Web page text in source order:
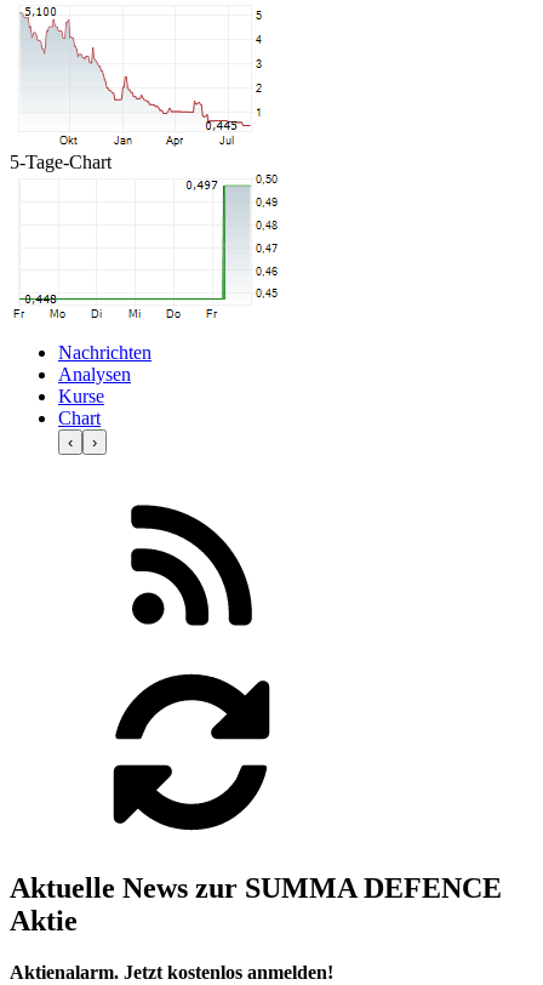
5-Tage-Chart
Nachrichten
Analysen
Kurse
Chart
‹ ›
Aktuelle News zur SUMMA DEFENCE
Aktie
Aktienalarm. Jetzt kostenlos anmelden!